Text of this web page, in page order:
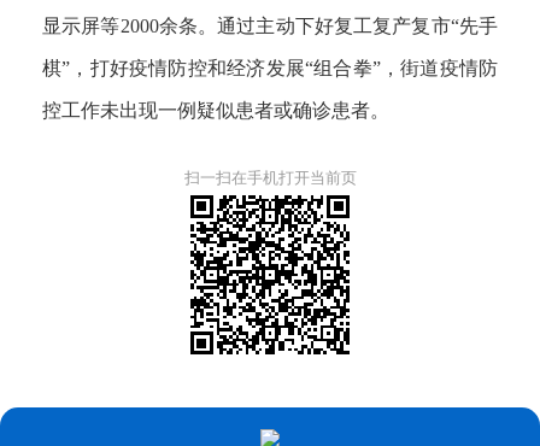
显示屏等2000余条。通过主动下好复工复产复市“先手
棋”，打好疫情防控和经济发展“组合拳”，街道疫情防
控工作未出现一例疑似患者或确诊患者。
扫一扫在手机打开当前页